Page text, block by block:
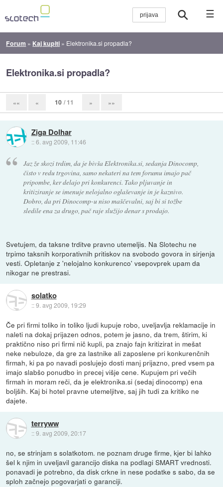
☰
Forum » Kaj kupiti » Elektronika.si propadla?
Elektronika.si propadla?
«« « 10 / 11 » »»
Ziga Dolhar
::6. avg 2009, 11:46
Jaz že skozi trdim, da je bivša Elektronika.si, sedanja Dinocomp,
čisto v redu trgovina, samo nekateri na tem forumu imajo pač
pripombe, ker delajo pri konkurenci. Tako pljuvanje in
kritiziranje se imenuje nelojalno oglaševanje in je kaznivo.
Dobro, da pri Dinocomp-u niso maščevalni, saj bi si tožbe
sledile ena za drugo, pač raje služijo denar s prodajo.
Svetujem, da taksne trditve pravno utemeljis. Na Slotechu ne
trpimo taksnih korporativnih pritiskov na svobodo govora in sirjenja
vesti. Opletanje z 'nelojalno konkurenco' vsepovprek upam da
nikogar ne prestrasi.
solatko
::9. avg 2009, 19:29
Če pri firmi toliko in toliko ljudi kupuje robo, uveljavlja reklamacije in
naleti na dokaj prijazen odnos, potem je jasno, da trem, štirim, ki
praktično niso pri firmi nič kupli, pa znajo fajn kritizirat in mešat
neke nebuloze, da gre za lastnike ali zaposlene pri konkurenčnih
firmah, ki pa po navadi poslujejo dosti manj prijazno, pred vsem pa
imajo slabšo ponudbo in precej višje cene. Kupujem pri večih
firmah in moram reči, da je elektronika.si (sedaj dinocomp) ena
boljših. Kaj bi hotel pravne utemeljitve, saj jih tudi za kritiko ne
dajete.
terryww
::9. avg 2009, 20:17
no, se strinjam s solatkotom. ne poznam druge firme, kjer bi lahko
šel k njim in uveljavil garancijo diska na podlagi SMART vrednosti.
ponavadi je potrebno, da disk crkne in nese podatke s sabo, da se
sploh začnejo pogovarjati o garanciji.